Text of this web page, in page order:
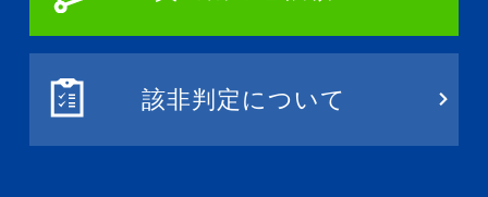
該非判定について